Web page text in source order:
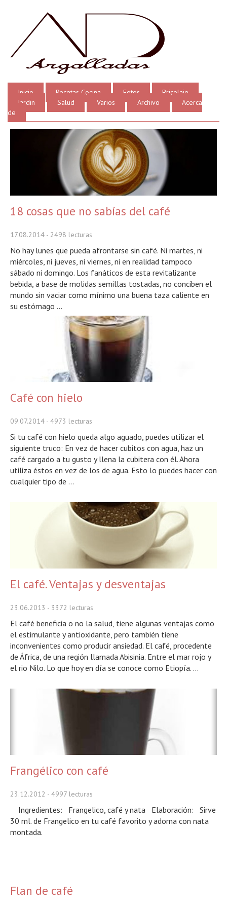
Inicio Recetas Cocina Fotos
Bricolaje
Jardin
Salud Varios Archivo
Acerca
de
18 cosas que no sabías del café
17.08.2014 - 2498 lecturas
No hay lunes que pueda afrontarse sin café. Ni martes, ni
miércoles, ni jueves, ni viernes, ni en realidad tampoco
sábado ni domingo. Los fanáticos de esta revitalizante
bebida, a base de molidas semillas tostadas, no conciben el
mundo sin vaciar como mínimo una buena taza caliente en
su estómago ...
Café con hielo
09.07.2014 - 4973 lecturas
Si tu café con hielo queda algo aguado, puedes utilizar el
siguiente truco: En vez de hacer cubitos con agua, haz un
café cargado a tu gusto y llena la cubitera con él. Ahora
utiliza éstos en vez de los de agua. Esto lo puedes hacer con
cualquier tipo de ...
El café. Ventajas y desventajas
23.06.2013 - 3372 lecturas
El café beneficia o no la salud, tiene algunas ventajas como
el estimulante y antioxidante, pero también tiene
inconvenientes como producir ansiedad. El café, procedente
de África, de una región llamada Abisinia. Entre el mar rojo y
el rio Nilo. Lo que hoy en día se conoce como Etiopía. ...
Frangélico con café
23.12.2012 - 4997 lecturas
Ingredientes: Frangelico, café y nata Elaboración: Sirve
30 ml. de Frangelico en tu café favorito y adorna con nata
montada.
Flan de café